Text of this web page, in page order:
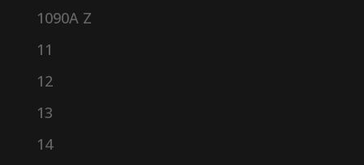
1090A Z
11
12
13
14